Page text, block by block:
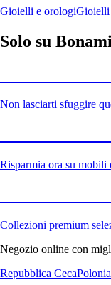
Gioielli e orologiGioielli
Solo su Bonami
Non lasciarti sfuggire
Risparmia ora su mobili
Collezioni premium
Negozio online con
Repubblica CecaPolonia